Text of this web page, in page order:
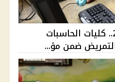
تنسيق الجامعات 2026.. كليات الحاسبات
ضمن مؤ...